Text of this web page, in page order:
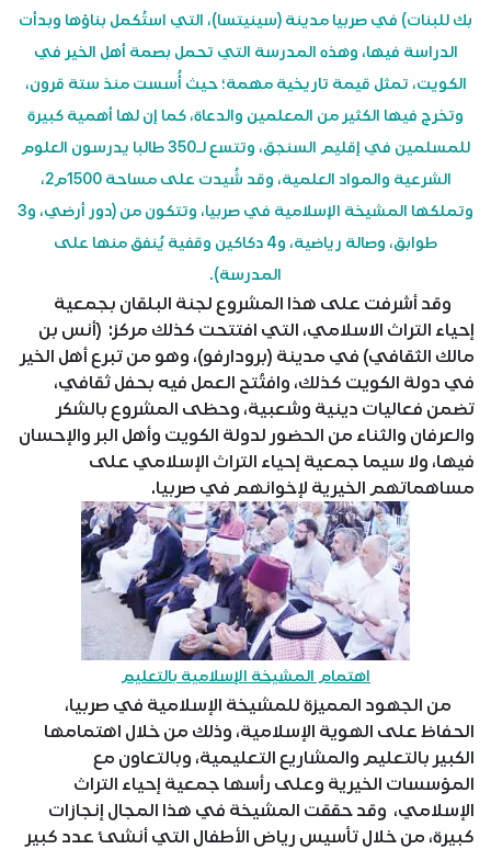
بك للبنات) في صربيا مدينة (سينيتسا)، التي استُكمل بناؤها وبدأت
الدراسة فيها، وهذه المدرسة التي تحمل بصمة أهل الخير في
الكويت، تمثل قيمة تاريخية مهمة؛ حيث أُسست منذ ستة قرون،
وتخرج فيها الكثير من المعلمين والدعاة، كما إن لها أهمية كبيرة
للمسلمين في إقليم السنجق، وتتسع لـ350 طالبا يدرسون العلوم
الشرعية والمواد العلمية، وقد شُيدت على مساحة 1500م2،
وتملكها المشيخة الإسلامية في صربيا، وتتكون من (دور أرضي، و3
طوابق، وصالة رياضية، و4 دكاكين وقفية يُنفق منها على
المدرسة).
وقد أشرفت على هذا المشروع لجنة البلقان بجمعية
إحياء التراث الاسلامي، التي افتتحت كذلك مركز: (أنس بن
مالك الثقافي) في مدينة (برودارفو)، وهو من تبرع أهل الخير
في دولة الكويت كذلك، وافتُتح العمل فيه بحفل ثقافي،
تضمن فعاليات دينية وشعبية، وحظى المشروع بالشكر
والعرفان والثناء من الحضور لدولة الكويت وأهل البر والإحسان
فيها، ولا سيما جمعية إحياء التراث الإسلامي على
مساهماتهم الخيرية لإخوانهم في صربيا.
اهتمام المشيخة الإسلامية بالتعليم
من الجهود المميزة للمشيخة الإسلامية في صربيا،
الحفاظ على الهوية الإسلامية، وذلك من خلال اهتمامها
الكبير بالتعليم والمشاريع التعليمية، وبالتعاون مع
المؤسسات الخيرية وعلى رأسها جمعية إحياء التراث
الإسلامي، وقد حققت المشيخة في هذا المجال إنجازات
كبيرة، من خلال تأسيس رياض الأطفال التي أنشئ عدد كبير